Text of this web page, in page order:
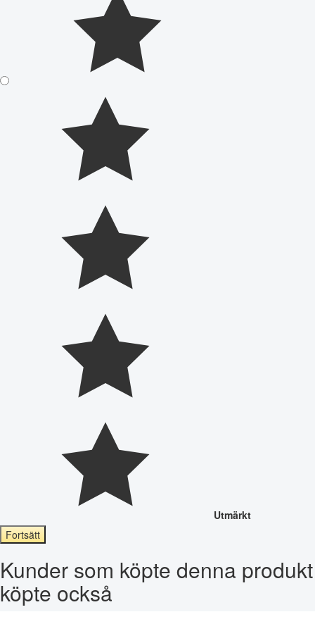
Utmärkt
Fortsätt
Kunder som köpte denna produkt
köpte också